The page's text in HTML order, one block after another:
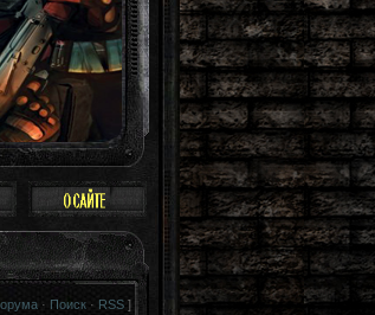
· Поиск · RSS ]